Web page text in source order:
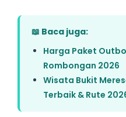
📖 Baca juga:
Harga Paket
Rombongan 2026
Wisata Bukit
Terbaik & Rute